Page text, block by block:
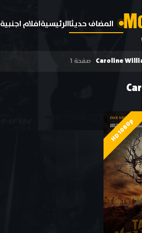
M المضاف حديثاالرئيسيةافلام اجنبية
Caroline صفحة 1
HD 1080p